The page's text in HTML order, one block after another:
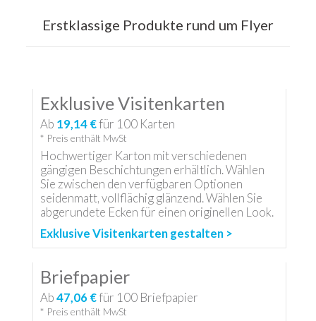
Erstklassige Produkte rund um Flyer
Exklusive Visitenkarten
Ab 19,14 €für 100 Karten
* Preis enthält MwSt
Hochwertiger Karton mit verschiedenen
gängigen Beschichtungen erhältlich. Wählen
Sie zwischen den verfügbaren Optionen
seidenmatt, vollflächig glänzend. Wählen Sie
abgerundete Ecken für einen originellen Look.
Exklusive Visitenkarten gestalten >
Briefpapier
Ab47,06 €für 100 Briefpapier
* Preis enthält MwSt